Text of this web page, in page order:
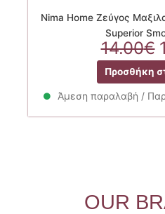
Nima Home Ζεύγος
Superior
14.00€
Προσθήκη
Άμεση παραλαβή /
OUR